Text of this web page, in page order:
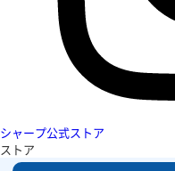
シャープ公式ストア
ストア